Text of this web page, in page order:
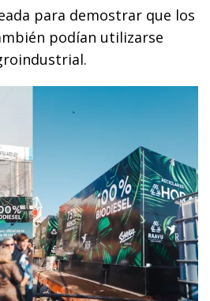
para demostrar que los
podían utilizarse